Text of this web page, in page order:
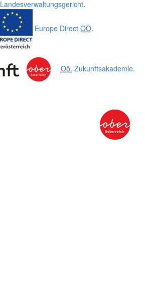
Landesverwaltungsgericht.
Europe Direct OÖ.
Oö. Zukunftsakademie.